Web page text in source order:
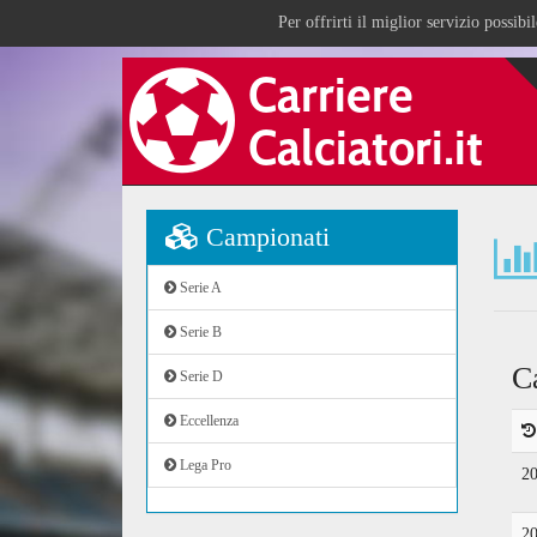
Per offrirti il miglior servizio
Campionati
Serie A
Serie B
Serie D
Eccellenza
Lega Pro